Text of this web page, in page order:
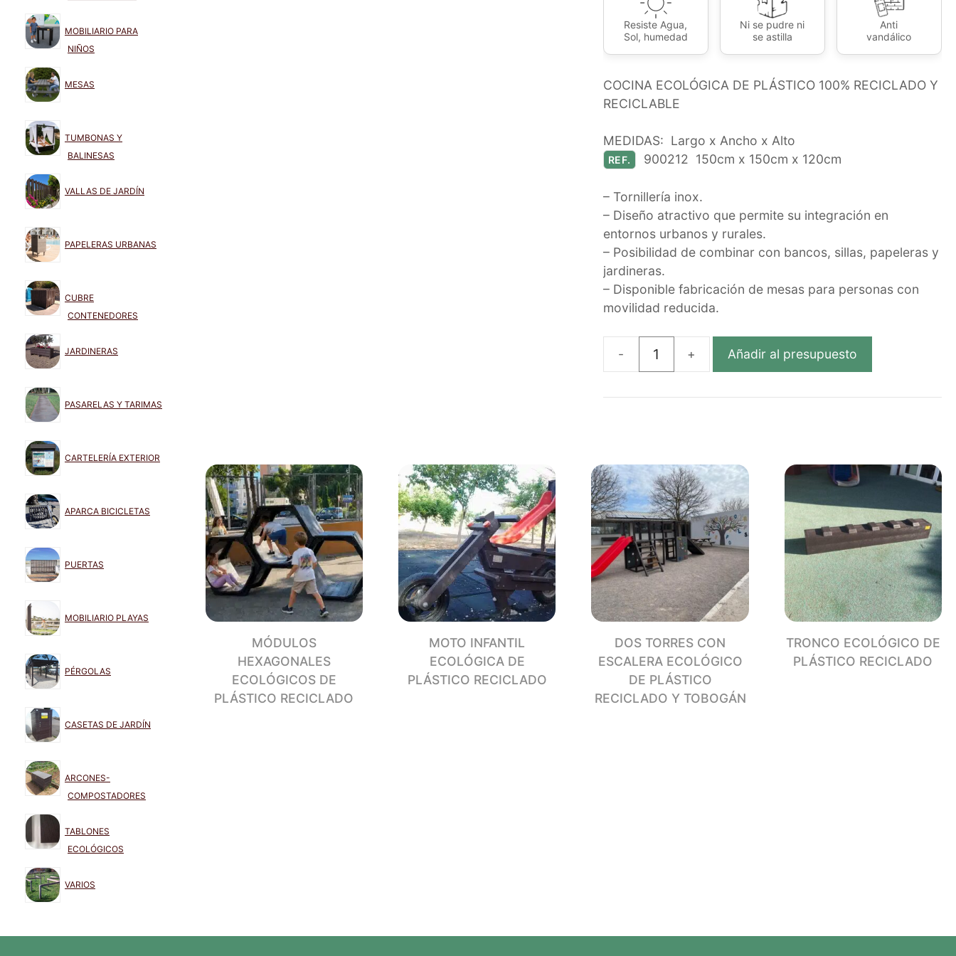
Resiste Agua,
Sol, humedad
Ni se pudre ni
se astilla
Anti
vandálico
COCINA ECOLÓGICA DE PLÁSTICO 100% RECICLADO Y
RECICLABLE
MEDIDAS: Largo x Ancho x Alto
REF. 900212 150cm x 150cm x 120cm
– Tornillería inox.
– Diseño atractivo que permite su integración en
entornos urbanos y rurales.
– Posibilidad de combinar con bancos, sillas, papeleras y
jardineras.
– Disponible fabricación de mesas para personas con
movilidad reducida.
ECOLÓGICA
cantidad
Añadir al presupuesto
MÓDULOS
HEXAGONALES
ECOLÓGICOS DE
PLÁSTICO RECICLADO
MOTO INFANTIL
ECOLÓGICA DE
PLÁSTICO RECICLADO
DOS TORRES CON
ESCALERA ECOLÓGICO
DE PLÁSTICO
RECICLADO Y TOBOGÁN
TRONCO ECOLÓGICO DE
PLÁSTICO RECICLADO
MOBILIARIO PARA
NIÑOS
MESAS
TUMBONAS Y
BALINESAS
VALLAS DE JARDÍN
PAPELERAS URBANAS
CUBRE
CONTENEDORES
JARDINERAS
PASARELAS Y TARIMAS
CARTELERÍA EXTERIOR
APARCA BICICLETAS
PUERTAS
MOBILIARIO PLAYAS
PÉRGOLAS
CASETAS DE JARDÍN
ARCONES-
COMPOSTADORES
TABLONES
ECOLÓGICOS
VARIOS